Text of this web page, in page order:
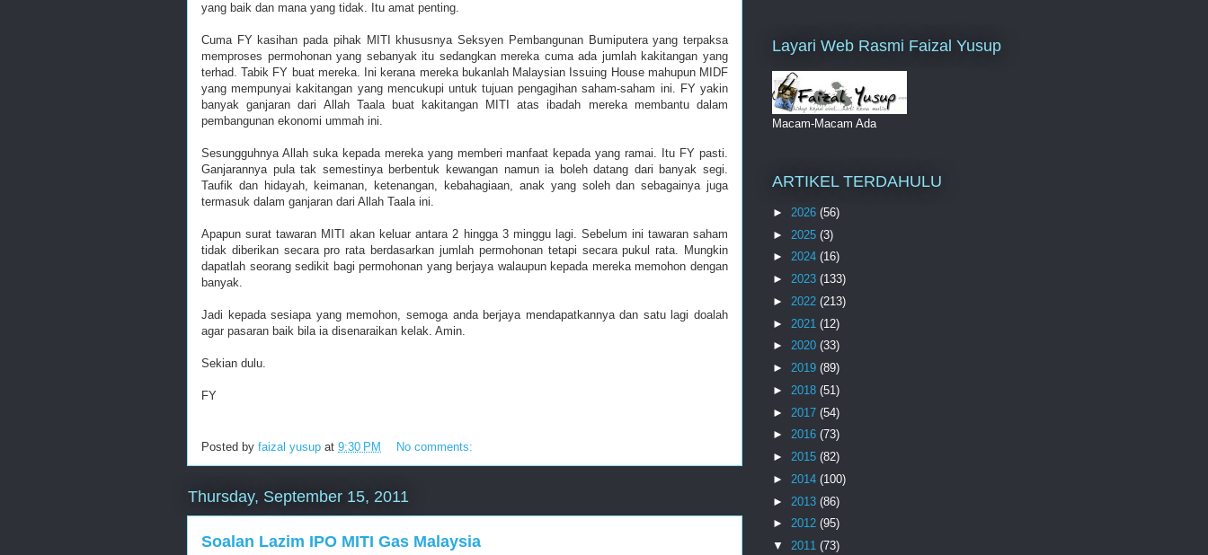
yang baik dan mana yang tidak. Itu amat penting.
Cuma FY kasihan pada pihak MITI khususnya Seksyen Pembangunan Bumiputera yang terpaksa
memproses permohonan yang sebanyak itu sedangkan mereka cuma ada jumlah kakitangan yang
terhad. Tabik FY buat mereka. Ini kerana mereka bukanlah Malaysian Issuing House mahupun MIDF
yang mempunyai kakitangan yang mencukupi untuk tujuan pengagihan saham-saham ini. FY yakin
banyak ganjaran dari Allah Taala buat kakitangan MITI atas ibadah mereka membantu dalam
pembangunan ekonomi ummah ini.
Sesungguhnya Allah suka kepada mereka yang memberi manfaat kepada yang ramai. Itu FY pasti.
Ganjarannya pula tak semestinya berbentuk kewangan namun ia boleh datang dari banyak segi.
Taufik dan hidayah, keimanan, ketenangan, kebahagiaan, anak yang soleh dan sebagainya juga
termasuk dalam ganjaran dari Allah Taala ini.
Apapun surat tawaran MITI akan keluar antara 2 hingga 3 minggu lagi. Sebelum ini tawaran saham
tidak diberikan secara pro rata berdasarkan jumlah permohonan tetapi secara pukul rata. Mungkin
dapatlah seorang sedikit bagi permohonan yang berjaya walaupun kepada mereka memohon dengan
banyak.
Jadi kepada sesiapa yang memohon, semoga anda berjaya mendapatkannya dan satu lagi doalah
agar pasaran baik bila ia disenaraikan kelak. Amin.
Sekian dulu.
FY
Posted by faizal yusup at 9:30 PM No comments:
Thursday, September 15, 2011
Soalan Lazim IPO MITI Gas Malaysia
Layari Web Rasmi Faizal Yusup
Macam-Macam Ada
ARTIKEL TERDAHULU
► 2026 (56)
► 2025 (3)
► 2024 (16)
► 2023 (133)
► 2022 (213)
► 2021 (12)
► 2020 (33)
► 2019 (89)
► 2018 (51)
► 2017 (54)
► 2016 (73)
► 2015 (82)
► 2014 (100)
► 2013 (86)
► 2012 (95)
▼ 2011 (73)